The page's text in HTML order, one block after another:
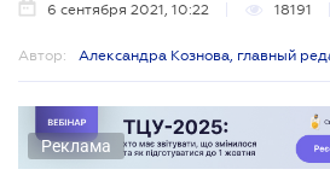
6 сентября 2021, 10:22 18191
Автор: Александра Кознова, главный
Реклама